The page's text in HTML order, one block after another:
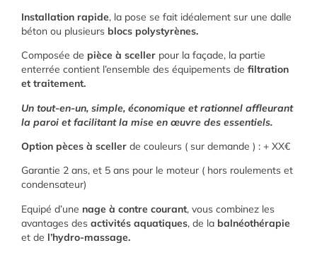
Installation rapide, la pose se fait idéalement sur une dalle
béton ou plusieurs blocs polystyrènes.
Composée de pièce à sceller pour la façade, la partie
enterrée contient l’ensemble des équipements de filtration
et traitement.
Un tout-en-un, simple, économique et rationnel affleurant
la paroi et facilitant la mise en œuvre des essentiels.
Option pèces à sceller de couleurs ( sur demande ) : + XX€
Garantie 2 ans, et 5 ans pour le moteur ( hors roulements et
condensateur)
Equipé d’une nage à contre courant, vous combinez les
avantages des activités aquatiques, de la balnéothérapie
et de l’hydro-massage.